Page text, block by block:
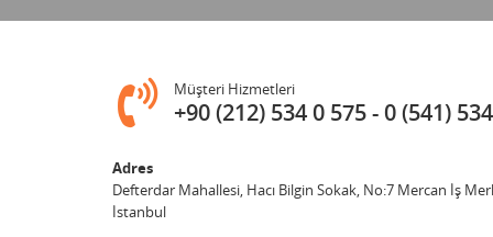
Müşteri Hizmetleri
+90 (212) 534 0 575 0 (541)
Adres
Defterdar Mahallesi, Hacı Bilgin Sokak, No:7 Mercan İş
İstanbul